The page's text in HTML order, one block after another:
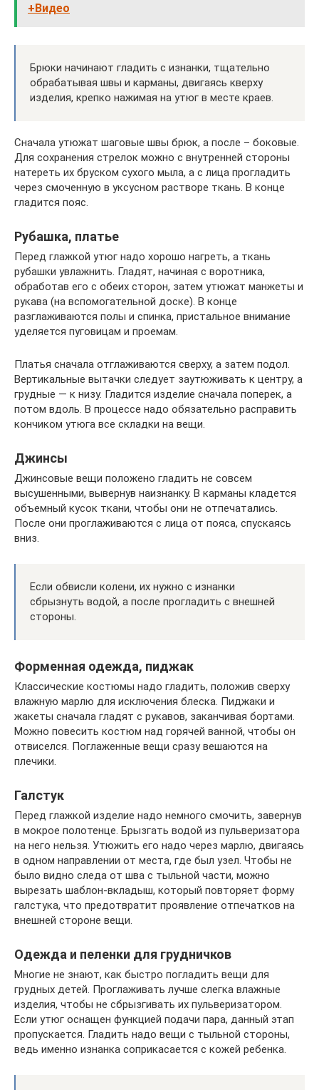
+Видео
Брюки начинают гладить с изнанки, тщательно
обрабатывая швы и карманы, двигаясь кверху
изделия, крепко нажимая на утюг в месте краев.
Сначала утюжат шаговые швы брюк, а после – боковые.
Для сохранения стрелок можно с внутренней стороны
натереть их бруском сухого мыла, а с лица прогладить
через смоченную в уксусном растворе ткань. В конце
гладится пояс.
Рубашка, платье
Перед глажкой утюг надо хорошо нагреть, а ткань
рубашки увлажнить. Гладят, начиная с воротника,
обработав его с обеих сторон, затем утюжат манжеты и
рукава (на вспомогательной доске). В конце
разглаживаются полы и спинка, пристальное внимание
уделяется пуговицам и проемам.
Платья сначала отглаживаются сверху, а затем подол.
Вертикальные вытачки следует заутюживать к центру, а
грудные — к низу. Гладится изделие сначала поперек, а
потом вдоль. В процессе надо обязательно расправить
кончиком утюга все складки на вещи.
Джинсы
Джинсовые вещи положено гладить не совсем
высушенными, вывернув наизнанку. В карманы кладется
объемный кусок ткани, чтобы они не отпечатались.
После они проглаживаются с лица от пояса, спускаясь
вниз.
Если обвисли колени, их нужно с изнанки
сбрызнуть водой, а после прогладить с внешней
стороны.
Форменная одежда, пиджак
Классические костюмы надо гладить, положив сверху
влажную марлю для исключения блеска. Пиджаки и
жакеты сначала гладят с рукавов, заканчивая бортами.
Можно повесить костюм над горячей ванной, чтобы он
отвиселся. Поглаженные вещи сразу вешаются на
плечики.
Галстук
Перед глажкой изделие надо немного смочить, завернув
в мокрое полотенце. Брызгать водой из пульверизатора
на него нельзя. Утюжить его надо через марлю, двигаясь
в одном направлении от места, где был узел. Чтобы не
было видно следа от шва с тыльной части, можно
вырезать шаблон-вкладыш, который повторяет форму
галстука, что предотвратит проявление отпечатков на
внешней стороне вещи.
Одежда и пеленки для грудничков
Многие не знают, как быстро погладить вещи для
грудных детей. Проглаживать лучше слегка влажные
изделия, чтобы не сбрызгивать их пульверизатором.
Если утюг оснащен функцией подачи пара, данный этап
пропускается. Гладить надо вещи с тыльной стороны,
ведь именно изнанка соприкасается с кожей ребенка.